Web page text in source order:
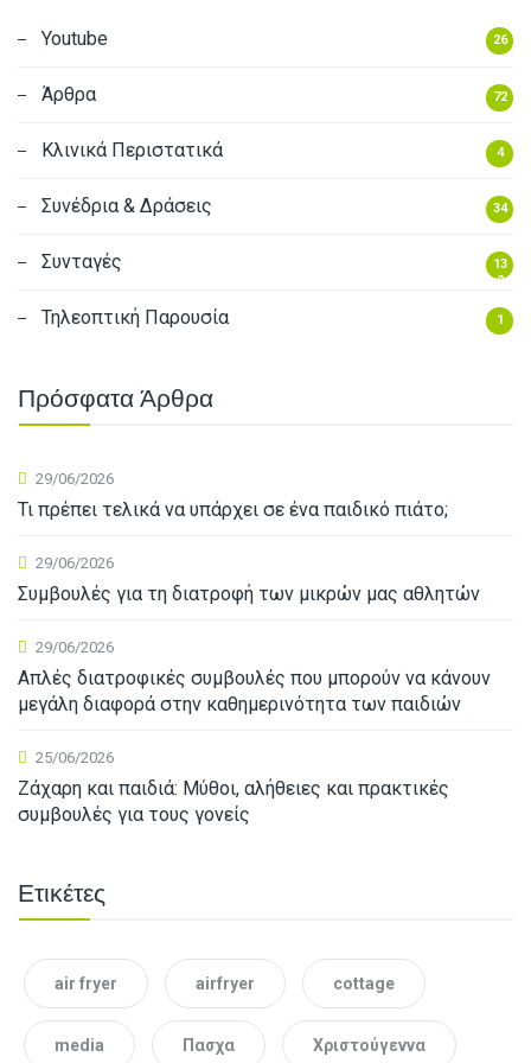
η
η
Youtube 26
Άρθρα 72
Κλινικά Περιστατικά 4
Συνέδρια & Δράσεις 34
Συνταγές
13
2
Τηλεοπτική Παρουσία 1
Πρόσφατα Άρθρα
29/06/2026
Τι πρέπει τελικά να υπάρχει σε ένα παιδικό πιάτο;
29/06/2026
Συμβουλές για τη διατροφή των μικρών μας αθλητών
29/06/2026
Απλές διατροφικές συμβουλές που μπορούν να κάνουν
μεγάλη διαφορά στην καθημερινότητα των παιδιών
25/06/2026
Ζάχαρη και παιδιά: Μύθοι, αλήθειες και πρακτικές
συμβουλές για τους γονείς
Ετικέτες
air fryer airfryer cottage
media Πασχα Χριστούγεννα